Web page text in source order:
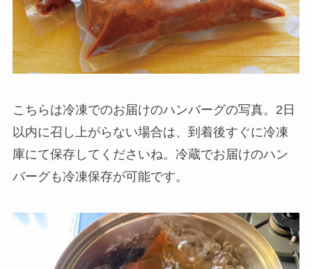
こちらは冷凍でのお届けのハンバーグの写真。2日
以内に召し上がらない場合は、到着後すぐに冷凍
庫にて保存してくださいね。冷蔵でお届けのハン
バーグも冷凍保存が可能です。